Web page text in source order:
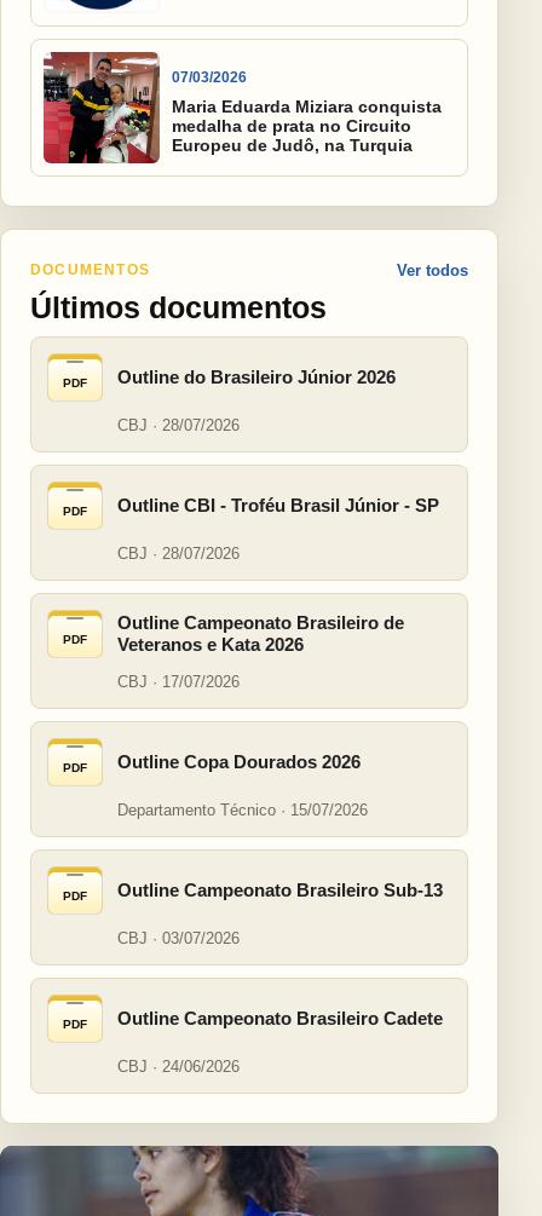
07/03/2026
Maria Eduarda Miziara conquista
medalha de prata no Circuito
Europeu de Judô, na Turquia
DOCUMENTOS
Últimos documentos
Ver todos
PDF Outline do Brasileiro Júnior 2026
CBJ · 28/07/2026
PDF Outline CBI - Troféu Brasil Júnior - SP
CBJ · 28/07/2026
PDF
Outline Campeonato Brasileiro de
Veteranos e Kata 2026
CBJ · 17/07/2026
PDF Outline Copa Dourados 2026
Departamento Técnico · 15/07/2026
PDF Outline Campeonato Brasileiro Sub-13
CBJ · 03/07/2026
PDF Outline Campeonato Brasileiro Cadete
CBJ · 24/06/2026